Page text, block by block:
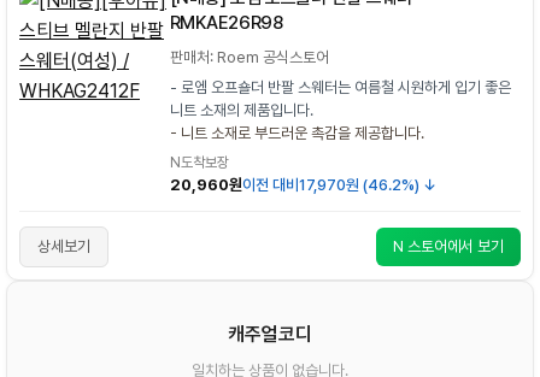
RMKAE26R98
판매처: Roem 공식스토어
- 로엠 오프숄더 반팔 스웨터는 여름철 시원하게 입기 좋은
니트 소재의 제품입니다.
- 니트 소재로 부드러운 촉감을 제공합니다.
N도착보장
20,960원이전 대비17,970원 (46.2%) ↓
상세보기 N 스토어에서 보기
캐주얼코디
일치하는 상품이 없습니다.